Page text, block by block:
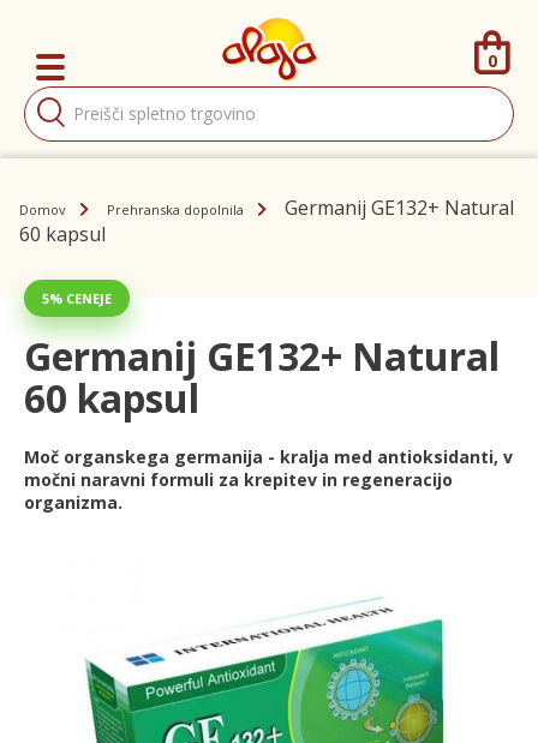
Products
search
0
Domov Prehranska dopolnila
Germanij GE132+ Natural
60 kapsul
5% CENEJE
Germanij GE132+ Natural
60 kapsul
Moč organskega germanija - kralja med antioksidanti, v
močni naravni formuli za krepitev in regeneracijo
organizma.